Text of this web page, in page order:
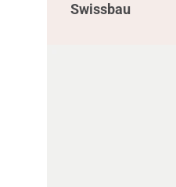
Swissbau